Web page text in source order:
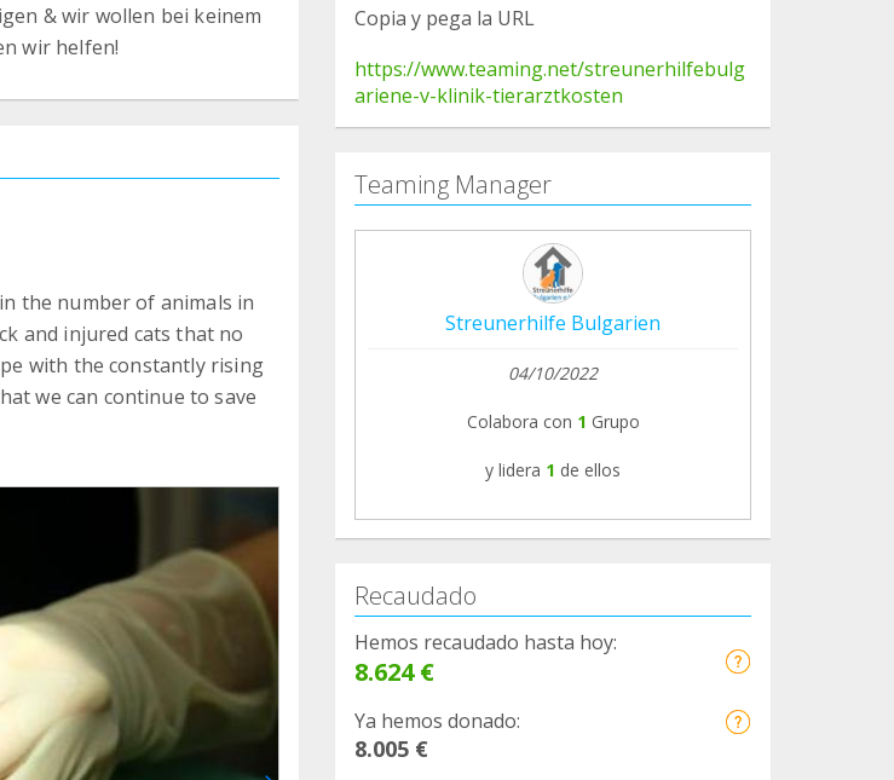
& wir wollen bei keinem
wir helfen!
the number of animals in
and injured cats that no
with the constantly rising
we can continue to save
Copia y pega la URL
https://www.teaming.net/streunerhilfebulg
ariene-v-klinik-tierarztkosten
Teaming Manager
Streunerhilfe Bulgarien
04/10/2022
Colabora con 1 Grupo
y lidera 1 de ellos
Recaudado
Hemos recaudado hasta hoy:
8.624 €
Ya hemos donado:
8.005 €